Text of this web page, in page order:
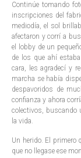
Continúe tomando
inscripciones del
mediodía, el sol
afectaron y corrí a
el lobby de un
de los que ahí
cara, les agradecí y
marcha se había
despavoridos de
confianza y ahora
colectivos, buscando
la vida.
Un herido. El primero
que no llegase ese